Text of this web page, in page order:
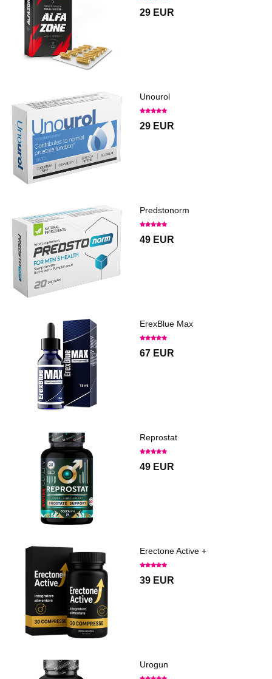
29 EUR
Unourol
29 EUR
Predstonorm
49 EUR
ErexBlue Max
67 EUR
Reprostat
49 EUR
Erectone Active +
39 EUR
Urogun